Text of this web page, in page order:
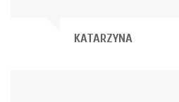
KATARZYNA